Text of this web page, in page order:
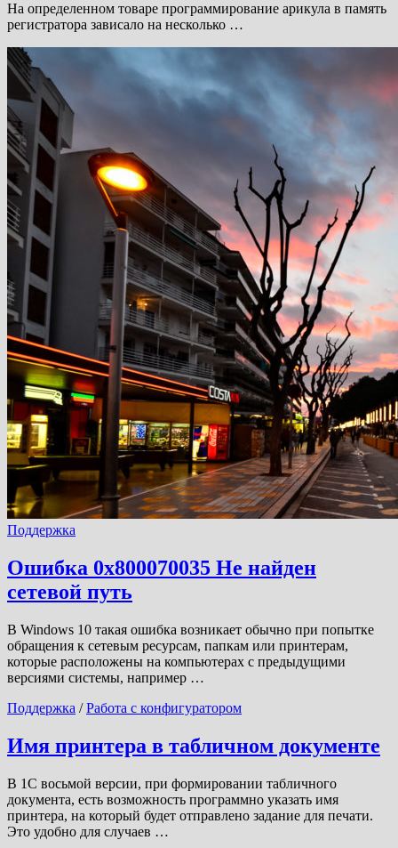
На определенном товаре программирование арикула в память
регистратора зависало на несколько …
Поддержка
Ошибка 0x800070035 Не найден
сетевой путь
В Windows 10 такая ошибка возникает обычно при попытке
обращения к сетевым ресурсам, папкам или принтерам,
которые расположены на компьютерах с предыдущими
версиями системы, например …
Поддержка /Работа с конфигуратором
Имя принтера в табличном документе
В 1С восьмой версии, при формировании табличного
документа, есть возможность программно указать имя
принтера, на который будет отправлено задание для печати.
Это удобно для случаев …